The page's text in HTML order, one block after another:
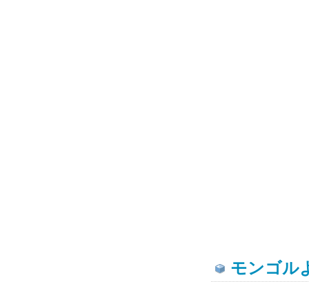
モンゴル